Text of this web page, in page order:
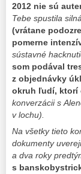
2012 nie sú
Tebe spustila
(vrátane
pomerne
sústavné
som podával
z objednávky
okruh ľudí, ktorí
konverzácii s
v lochu).
Na všetky tieto
dokumenty
a dva roky
s